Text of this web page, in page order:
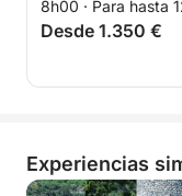
8h00 · Para hasta
Desde 1.350 €
Experiencias